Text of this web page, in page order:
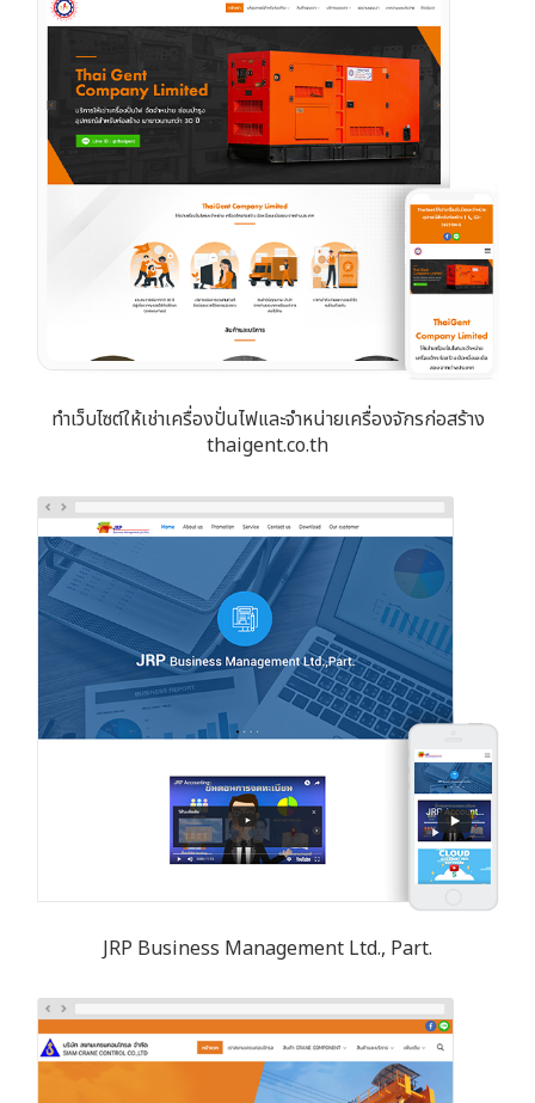
ทำเว็บไซต์ให้เช่าเครื่องปั่นไฟและจำหน่ายเครื่องจักรก่อสร้าง
thaigent.co.th
JRP Business Management Ltd., Part.